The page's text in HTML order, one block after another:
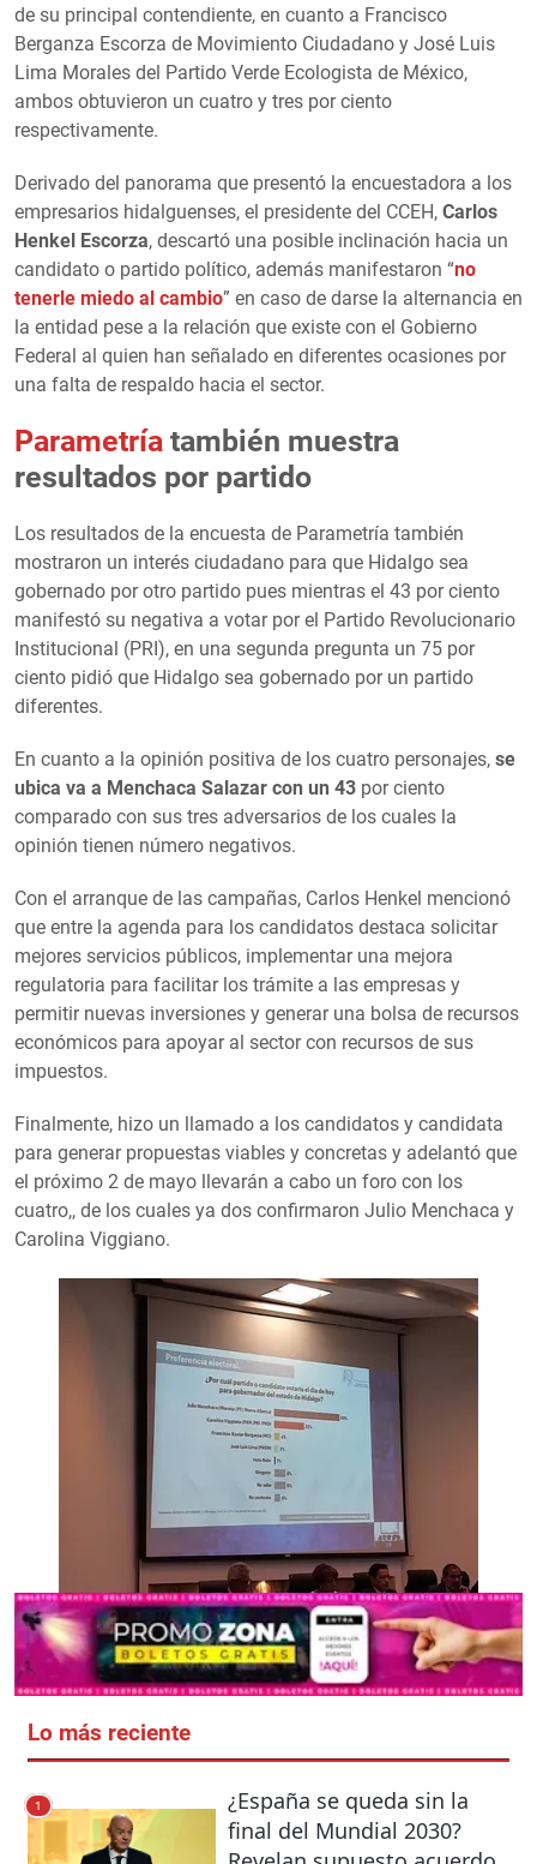
de su principal contendiente, en cuanto a Francisco
Berganza Escorza de Movimiento Ciudadano y José Luis
Lima Morales del Partido Verde Ecologista de México,
ambos obtuvieron un cuatro y tres por ciento
respectivamente.
Derivado del panorama que presentó la encuestadora a los
empresarios hidalguenses, el presidente del CCEH, Carlos
Henkel Escorza, descartó una posible inclinación hacia un
candidato o partido político, además manifestaron “no
tenerle miedo al cambio” en caso de darse la alternancia en
la entidad pese a la relación que existe con el Gobierno
Federal al quien han señalado en diferentes ocasiones por
una falta de respaldo hacia el sector.
Parametría también muestra
resultados por partido
Los resultados de la encuesta de Parametría también
mostraron un interés ciudadano para que Hidalgo sea
gobernado por otro partido pues mientras el 43 por ciento
manifestó su negativa a votar por el Partido Revolucionario
Institucional (PRI), en una segunda pregunta un 75 por
ciento pidió que Hidalgo sea gobernado por un partido
diferentes.
En cuanto a la opinión positiva de los cuatro personajes, se
ubica va a Menchaca Salazar con un 43 por ciento
comparado con sus tres adversarios de los cuales la
opinión tienen número negativos.
Con el arranque de las campañas, Carlos Henkel mencionó
que entre la agenda para los candidatos destaca solicitar
mejores servicios públicos, implementar una mejora
regulatoria para facilitar los trámite a las empresas y
permitir nuevas inversiones y generar una bolsa de recursos
económicos para apoyar al sector con recursos de sus
impuestos.
Finalmente, hizo un llamado a los candidatos y candidata
para generar propuestas viables y concretas y adelantó que
el próximo 2 de mayo llevarán a cabo un foro con los
cuatro,, de los cuales ya dos confirmaron Julio Menchaca y
Carolina Viggiano.
Lo más reciente
1
¿España se queda sin la
final del Mundial 2030?